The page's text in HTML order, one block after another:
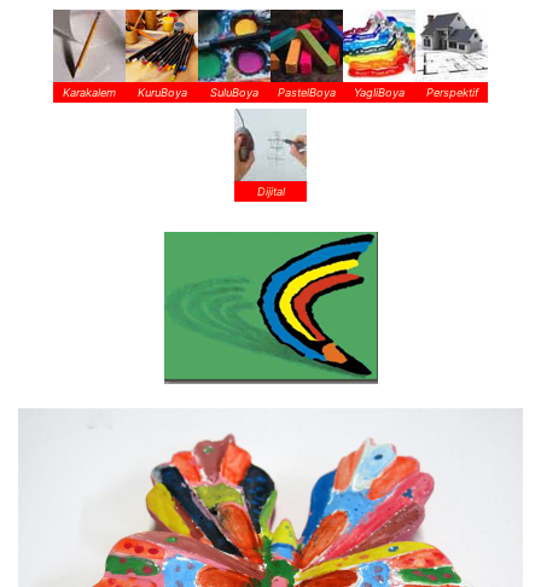
Karakalem KuruBoya SuluBoya PastelBoya YagliBoya Perspektif
Dijital